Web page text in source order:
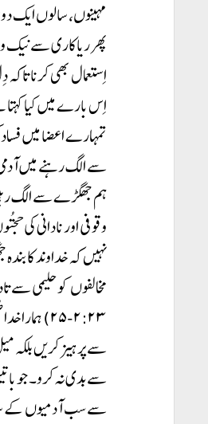
مہینوں، سالوں ایک
پھر ریاکاری سے نیک و
اِستعمال بھی کرنا
اِس بارے میں کیا
ہم جھگڑے سے الگ
وقوفی اور نادانی کی
نہیں کہ خداوند کا
۲:۲۳-۲۵)
سے پرہیز کریں بلکہ
سے بدی نہ کرو۔ جو
سے سب آدمیوں کے